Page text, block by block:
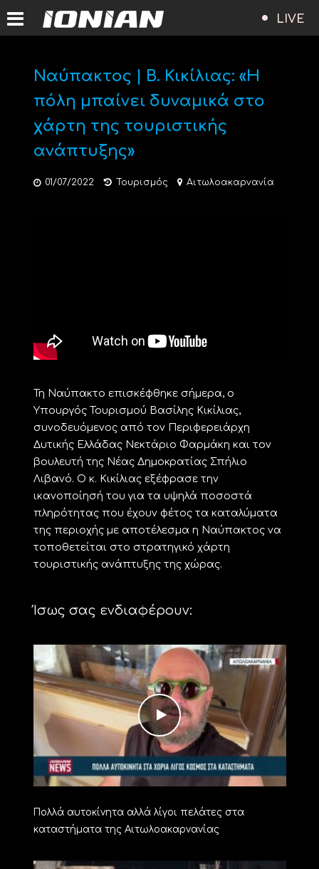
LIVE
Ναύπακτος | Β. Κικίλιας: «Η
πόλη μπαίνει δυναμικά στο
χάρτη της τουριστικής
ανάπτυξης»
01/07/2022 Τουρισμός Αιτωλοακαρνανία
Τη Ναύπακτο επισκέφθηκε σήμερα, ο
Υπουργός Τουρισμού Βασίλης Κικίλιας,
συνοδευόμενος από τον Περιφερειάρχη
Δυτικής Ελλάδας Νεκτάριο Φαρμάκη και τον
βουλευτή της Νέας Δημοκρατίας Σπήλιο
Λιβανό. O κ. Κικίλιας εξέφρασε την
ικανοποίησή του για τα υψηλά ποσοστά
πληρότητας που έχουν φέτος τα καταλύματα
της περιοχής με αποτέλεσμα η Ναύπακτος να
τοποθετείται στο στρατηγικό χάρτη
τουριστικής ανάπτυξης της χώρας.
Ίσως σας ενδιαφέρουν:
Πολλά αυτοκίνητα αλλά λίγοι πελάτες στα
καταστήματα της Αιτωλοακαρνανίας